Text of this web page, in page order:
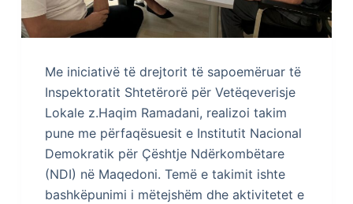
Me iniciativë të drejtorit të sapoemëruar të
Inspektoratit Shtetërorë për Vetëqeverisje
Lokale z.Haqim Ramadani, realizoi takim
pune me përfaqësuesit e Institutit Nacional
Demokratik për Çështje Ndërkombëtare
(NDI) në Maqedoni. Temë e takimit ishte
bashkëpunimi i mëtejshëm dhe aktivitetet e